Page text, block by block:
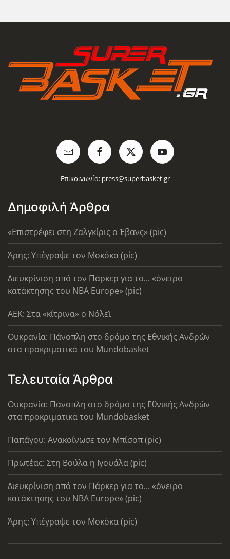
Επικοινωνία: press@superbasket.gr
Δημοφιλή Άρθρα
«Επιστρέφει στη Ζαλγκίρις ο Έβανς» (pic)
Άρης: Υπέγραψε τον Μοκόκα (pic)
Διευκρίνιση από τον Πάρκερ για το... «όνειρο
κατάκτησης του ΝΒΑ Europe» (pic)
AEK: Στα «κίτρινα» ο Νόλεϊ
Ουκρανία: Πάνοπλη στο δρόμο της Εθνικής Ανδρών
στα προκριματικά του Mundobasket
Τελευταία Άρθρα
Ουκρανία: Πάνοπλη στο δρόμο της Εθνικής Ανδρών
στα προκριματικά του Mundobasket
Παπάγου: Ανακοίνωσε τον Μπίσοπ (pic)
Πρωτέας: Στη Βούλα η Ιγουάλα (pic)
Διευκρίνιση από τον Πάρκερ για το... «όνειρο
κατάκτησης του ΝΒΑ Europe» (pic)
Άρης: Υπέγραψε τον Μοκόκα (pic)